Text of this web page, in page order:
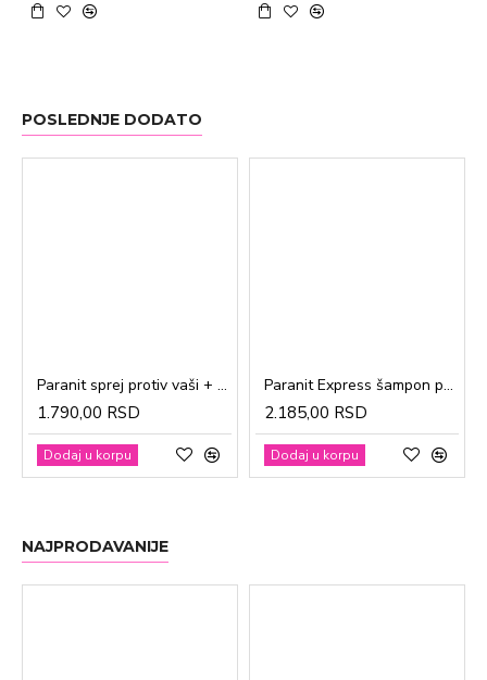
POSLEDNJE DODATO
Paranit sprej protiv vaši + češalj 100ml
1.790,00 RSD
Dodaj u korpu
Paranit Express šampon protiv vaši + češalj 200ml
2.185,00 RSD
Dodaj u korpu
NAJPRODAVANIJE